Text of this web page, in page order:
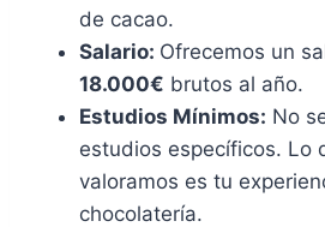
de cacao.
Salario: Ofrecemos un
18.000€ brutos al año.
Estudios Mínimos: No
estudios específicos. Lo
valoramos es tu
chocolatería.